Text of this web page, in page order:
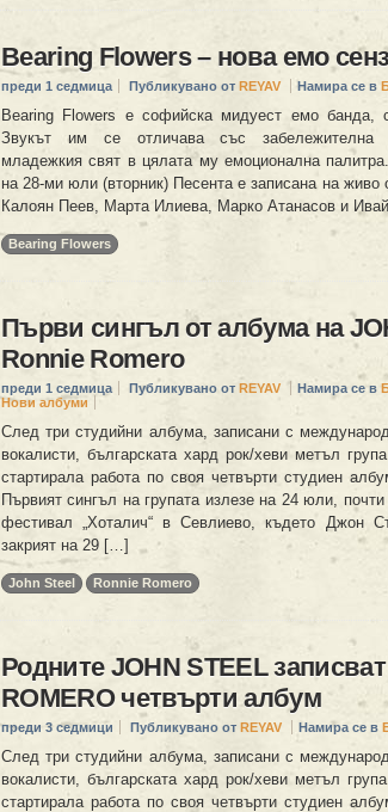
Bearing Flowers – нова емо
преди 1 седмица Публикувано от REYAV Намира се в
Bearing Flowers е софийска мидуест емо банда,
Звукът им се отличава със забележителна
младежкия свят в цялата му емоционална
на 28-ми юли (вторник) Песента е записана на живо
Калоян Пеев, Марта Илиева, Марко Атанасов и
Bearing Flowers
Първи сингъл от албума на
Ronnie Romero
преди 1 седмица Публикувано от REYAV Намира се в
Нови албуми
След три студийни албума, записани с
вокалисти, българската хард рок/хеви метъл
стартирала работа по своя четвърти студиен
Първият сингъл на групата излезе на 24 юли,
фестивал „Хоталич“ в Севлиево, където Джон
закрият на 29 […]
John Steel Ronnie Romero
Родните JOHN STEEL
ROMERO четвърти албум
преди 3 седмици Публикувано от REYAV Намира се в
След три студийни албума, записани с
вокалисти, българската хард рок/хеви метъл
стартирала работа по своя четвърти студиен